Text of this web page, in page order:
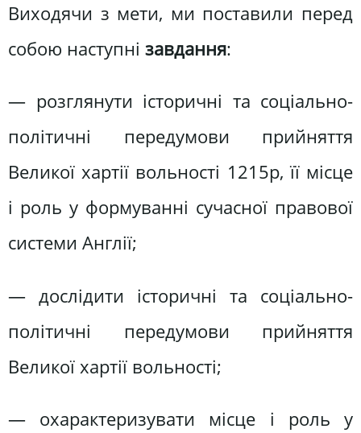
Виходячи з мети, ми поставили перед
собою наступні завдання:
— розглянути історичні та соціально-
політичні передумови прийняття
Великої хартії вольності 1215р, її місце
і роль у формуванні сучасної правової
системи Англії;
— дослідити історичні та соціально-
політичні передумови прийняття
Великої хартії вольності;
— охарактеризувати місце і роль у